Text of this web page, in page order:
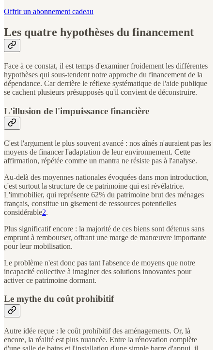
Offrir un abonnement cadeau
Les quatre hypothèses du financement
Face à ce constat, il est temps d'examiner froidement les différentes
hypothèses qui sous-tendent notre approche du financement de la
dépendance. Car derrière le réflexe systématique de l'aide publique
se cachent plusieurs présupposés qu'il convient de déconstruire.
L'illusion de l'impuissance financière
C'est l'argument le plus souvent avancé : nos aînés n'auraient pas les
moyens de financer l'adaptation de leur environnement. Cette
affirmation, répétée comme un mantra ne résiste pas à l'analyse.
Au-delà des moyennes nationales évoquées dans mon introduction,
c'est surtout la structure de ce patrimoine qui est révélatrice.
L'immobilier, qui représente 62% du patrimoine brut des ménages
français, constitue un gisement de ressources potentielles
considérable2.
Plus significatif encore : la majorité de ces biens sont détenus sans
emprunt à rembourser, offrant une marge de manœuvre importante
pour leur mobilisation.
Le problème n'est donc pas tant l'absence de moyens que notre
incapacité collective à imaginer des solutions innovantes pour
activer ce patrimoine dormant.
Le mythe du coût prohibitif
Autre idée reçue : le coût prohibitif des aménagements. Or, là
encore, la réalité est plus nuancée. Entre la rénovation complète
d'une salle de bains et l'installation d'une simple barre d'appui, il